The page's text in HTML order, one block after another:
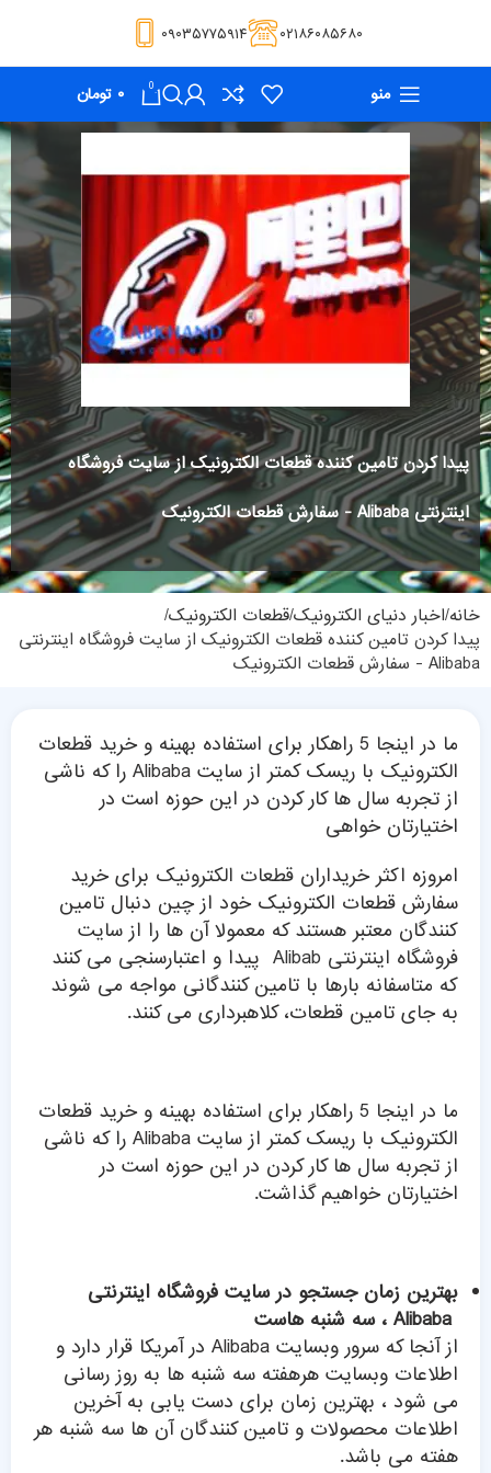
۰۲۱۸۶۰۸۵۶۸۰ ۰۹۰۳۵۷۷۵۹۱۴
منو 0 ۰ تومان
پیدا کردن تامین کننده قطعات الکترونیک از سایت فروشگاه
اینترنتی Alibaba - سفارش قطعات الکترونیک
خانه اخبار دنیای الکترونیکقطعات الکترونیک
پیدا کردن تامین کننده قطعات الکترونیک از سایت فروشگاه اینترنتی
Alibaba - سفارش قطعات الکترونیک
ما در اینجا 5 راهکار برای استفاده بهینه و خرید قطعات
الکترونیک با ریسک کمتر از سایت Alibaba را که ناشی
از تجربه سال ها کار کردن در این حوزه است در
اختیارتان خواهی
امروزه اکثر خریداران قطعات الکترونیک برای خرید
سفارش قطعات الکترونیک خود از چین دنبال تامین
کنندگان معتبر هستند که معمولا آن ها را از سایت
فروشگاه اینترنتی Alibab
پیدا و اعتبارسنجی می کنند
که متاسفانه بارها با تامین کنندگانی مواجه می شوند
به جای تامین قطعات، کلاهبرداری می کنند.
ما در اینجا 5 راهکار برای استفاده بهینه و خرید قطعات
الکترونیک با ریسک کمتر از سایت Alibaba را که ناشی
از تجربه سال ها کار کردن در این حوزه است در
اختیارتان خواهیم گذاشت.
بهترین زمان جستجو در سایت فروشگاه اینترنتی
Alibaba ، سه شنبه هاست
از آنجا که سرور وبسایت Alibaba در آمریکا قرار دارد و
اطلاعات وبسایت هرهفته سه شنبه ها به روز رسانی
می شود ، بهترین زمان برای دست یابی به آخرین
اطلاعات محصولات و تامین کنندگان آن ها سه شنبه هر
هفته می باشد.